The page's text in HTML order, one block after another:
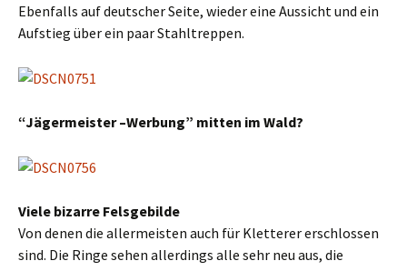
Ebenfalls auf deutscher Seite, wieder eine Aussicht und ein
Aufstieg über ein paar Stahltreppen.
“Jägermeister –Werbung” mitten im Wald?
Viele bizarre Felsgebilde
Von denen die allermeisten auch für Kletterer erschlossen
sind. Die Ringe sehen allerdings alle sehr neu aus, die